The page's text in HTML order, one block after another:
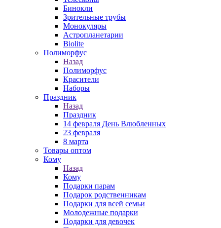
Бинокли
Зрительные трубы
Монокуляры
Астропланетарии
Biolite
Полиморфус
Назад
Полиморфус
Красители
Наборы
Праздник
Назад
Праздник
14 февраля День Влюбленных
23 февраля
8 марта
Товары оптом
Кому
Назад
Кому
Подарки парам
Подарок родственникам
Подарки для всей семьи
Молодежные подарки
Подарки для девочек